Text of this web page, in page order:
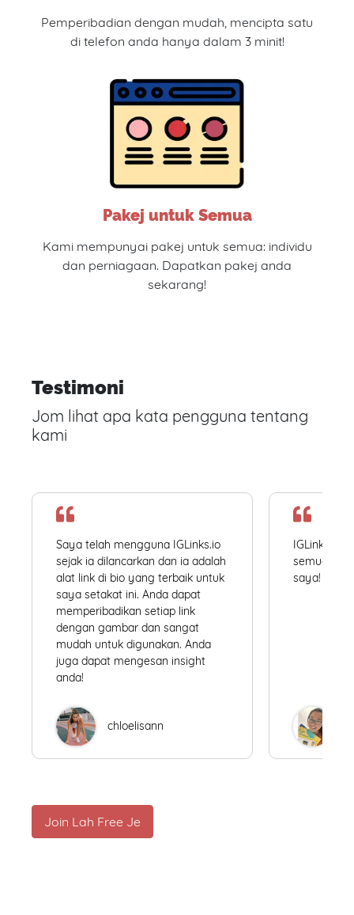
Pemperibadian dengan mudah, mencipta satu
di telefon anda hanya dalam 3 minit!
Pakej untuk Semua
Kami mempunyai pakej untuk semua: individu
dan perniagaan. Dapatkan pakej anda
sekarang!
Testimoni
Jom lihat apa kata pengguna tentang
kami
Saya telah mengguna IGLinks.io
sejak ia dilancarkan dan ia adalah
alat link di bio yang terbaik untuk
saya setakat ini. Anda dapat
memperibadikan setiap link
dengan gambar dan sangat
mudah untuk digunakan. Anda
juga dapat mengesan insight
anda!
chloelisann
IGLinks.io
semua
saya!
Join Lah Free Je